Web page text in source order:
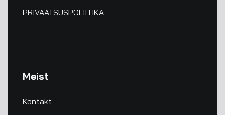
PRIVAATSUSPOLIITIKA
Meist
Kontakt